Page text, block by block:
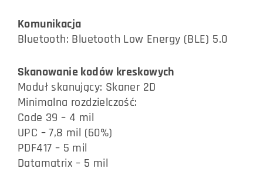
Komunikacja
Bluetooth: Bluetooth Low Energy (BLE) 5.0
Skanowanie kodów kreskowych
Moduł skanujący: Skaner 2D
Minimalna rozdzielczość:
Code 39 – 4 mil
UPC – 7,8 mil (60%)
PDF417 – 5 mil
Datamatrix – 5 mil